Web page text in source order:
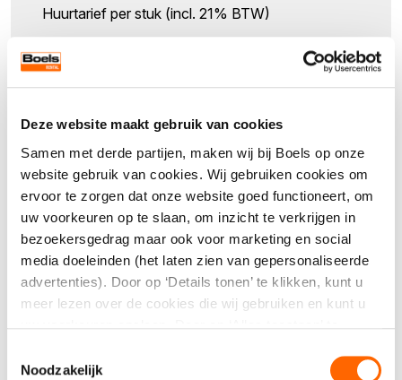
Deze website maakt gebruik van cookies
Samen met derde partijen, maken wij bij Boels op onze
website gebruik van cookies. Wij gebruiken cookies om
ervoor te zorgen dat onze website goed functioneert, om
uw voorkeuren op te slaan, om inzicht te verkrijgen in
bezoekersgedrag maar ook voor marketing en social
media doeleinden (het laten zien van gepersonaliseerde
advertenties). Door op ‘Details tonen’ te klikken, kunt u
meer lezen over de cookies die wij gebruiken en kunt u
zoals omschreven in onze cookieverklaring. U kunt uw
Noodzakelijk
standaard 230V aansluiting (Schuko
stekker 2-polig)
Vermogen:3.400 W
Een praktische en efficiënte oplossing voor
professioneel gebruik.
Huurtarief per stuk (incl. 21% BTW)
Maak een keuze
Aantal
Direct aanvragen
Kwaliteit, service én een compleet